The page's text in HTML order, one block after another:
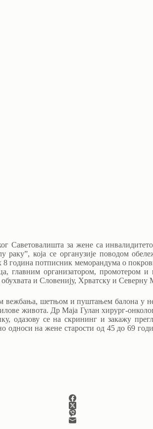
Саветовалишта за жене са
која се органузије поводом
година потписник меморандума о
главним организатором, промотером
и Словенију, Хрватску и Северну
вежбања, шетњом и пуштањем балона у
живота. Др Маја Гулан хирург-
одазову се на скрининг и закажу
односи на жене старости од 45 до 69